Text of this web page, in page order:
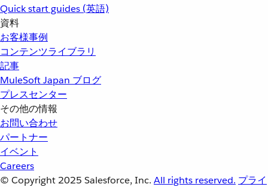
Quick start guides (英語)
資料
お客様事例
コンテンツライブラリ
記事
MuleSoft Japan ブログ
プレスセンター
その他の情報
お問い合わせ
パートナー
イベント
Careers
© Copyright 2025 Salesforce, Inc. All rights reserved. プライ